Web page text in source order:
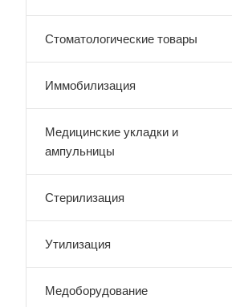
Стоматологические товары
Иммобилизация
Медицинские укладки и
ампульницы
Стерилизация
Утилизация
Медоборудование